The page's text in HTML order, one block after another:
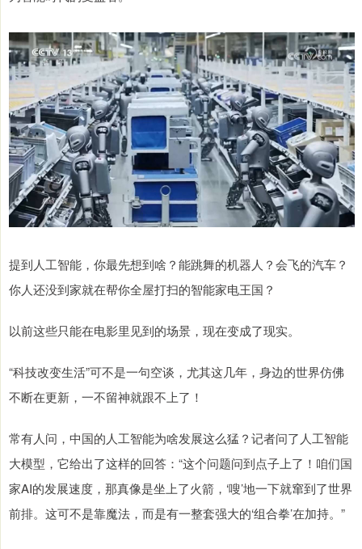
提到人工智能，你最先想到啥？能跳舞的机器人？会飞的汽车？
你人还没到家就在帮你全屋打扫的智能家电王国？
以前这些只能在电影里见到的场景，现在变成了现实。
“科技改变生活”可不是一句空谈，尤其这几年，身边的世界仿佛
不断在更新，一不留神就跟不上了！
常有人问，中国的人工智能为啥发展这么猛？记者问了人工智能
大模型，它给出了这样的回答：“这个问题问到点子上了！咱们国
家AI的发展速度，那真像是坐上了火箭，‘嗖’地一下就窜到了世界
前排。这可不是靠魔法，而是有一整套强大的‘组合拳’在加持。”